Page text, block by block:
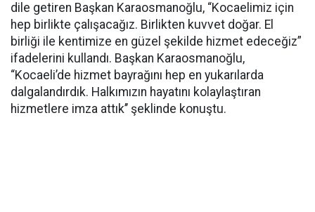
dile getiren Başkan Karaosmanoğlu, “Kocaelimiz için
hep birlikte çalışacağız. Birlikten kuvvet doğar. El
birliği ile kentimize en güzel şekilde hizmet edeceğiz”
ifadelerini kullandı. Başkan Karaosmanoğlu,
“Kocaeli’de hizmet bayrağını hep en yukarılarda
dalgalandırdık. Halkımızın hayatını kolaylaştıran
hizmetlere imza attık’’ şeklinde konuştu.